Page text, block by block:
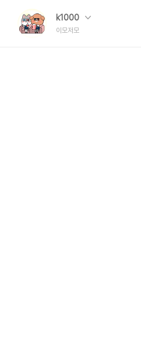
k1000
이모저모